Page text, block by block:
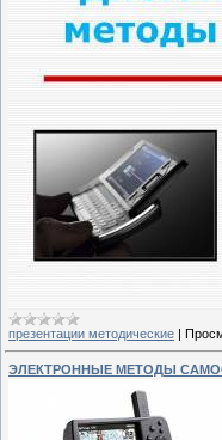
презентации методические |
ЭЛЕКТРОННЫЕ МЕТОДЫ